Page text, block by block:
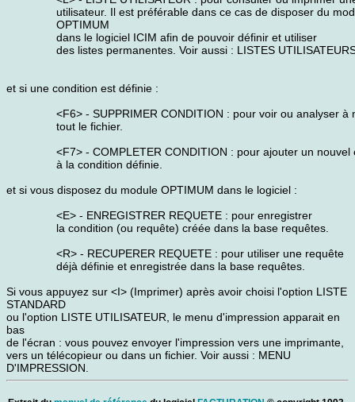
utilisateur. Il est préférable dans ce cas de disposer du
OPTIMUM
dans le logiciel ICIM afin de pouvoir définir et utiliser
des listes permanentes. Voir aussi : LISTES
et si une condition est définie :
<F6> - SUPPRIMER CONDITION : pour voir ou analyser à
tout le fichier.
<F7> - COMPLETER CONDITION : pour ajouter un nouvel
à la condition définie.
et si vous disposez du module OPTIMUM dans le logiciel :
<E> - ENREGISTRER REQUETE : pour enregistrer
la condition (ou requête) créée dans la base requêtes.
<R> - RECUPERER REQUETE : pour utiliser une requête
déjà définie et enregistrée dans la base requêtes.
Si vous appuyez sur <I> (Imprimer) après avoir choisi l'option LISTE
STANDARD
ou l'option LISTE UTILISATEUR, le menu d'impression apparait en
bas
de l'écran : vous pouvez envoyer l'impression vers une imprimante,
vers un télécopieur ou dans un fichier. Voir aussi : MENU
D'IMPRESSION.